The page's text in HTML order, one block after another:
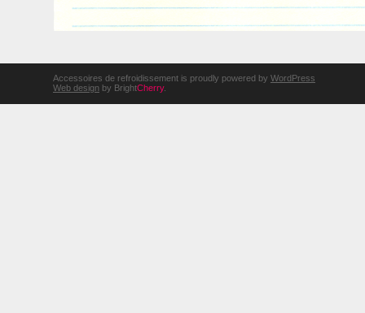
Accessoires de refroidissement is proudly powered by WordPress
Web design by BrightCherry.